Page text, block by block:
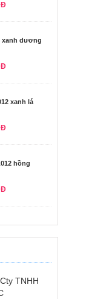
xanh dương
xanh lá
hồng
TNHH